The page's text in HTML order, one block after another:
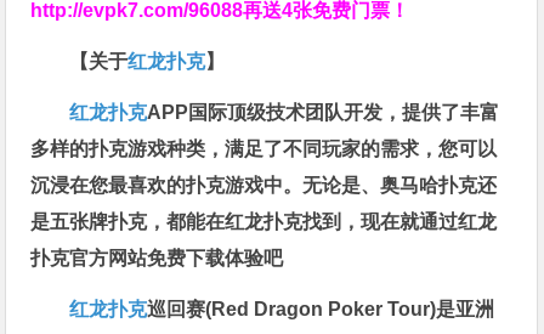
http://evpk7.com/96088再送4张免费门票！
【关于红龙扑克】
红龙扑克APP国际顶级技术团队开发，提供了丰富
多样的扑克游戏种类，满足了不同玩家的需求，您可以
沉浸在您最喜欢的扑克游戏中。无论是、奥马哈扑克还
是五张牌扑克，都能在红龙扑克找到，现在就通过红龙
扑克官方网站免费下载体验吧
红龙扑克巡回赛​(Red Dragon Poker Tour)是亚洲